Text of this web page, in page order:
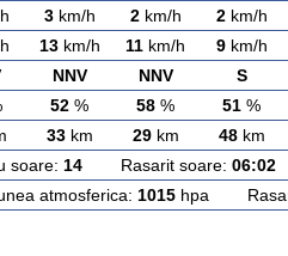
3km/h 2km/h 2km/h
13km/h 11 km/h 9km/h
NNV NNV S
52 % 58 % 51 %
33km 29km 48km
soare: 14Rasarit soare: 06:02
atmosferica: 1015hpa